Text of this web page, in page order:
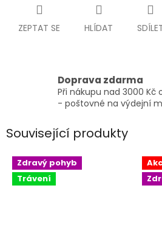
ZEPTAT SE HLÍDAT
Doprava zdarma
Při nákupu nad 3000
- poštovné na výdejní
Související produkty
Zdravý pohyb
Trávení